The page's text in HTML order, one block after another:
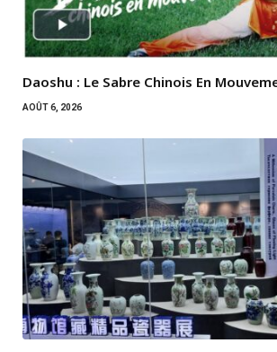
Daoshu : Le Sabre Chinois En
AOÛT 6, 2026